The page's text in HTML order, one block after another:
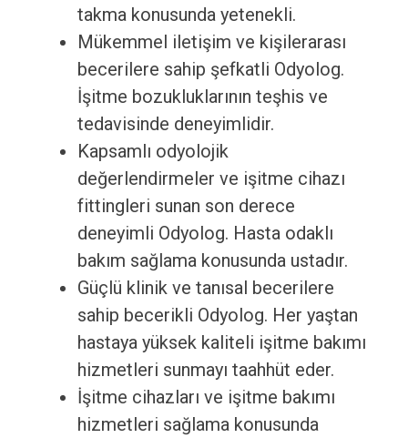
takma konusunda yetenekli.
Mükemmel iletişim ve kişilerarası
becerilere sahip şefkatli Odyolog.
İşitme bozukluklarının teşhis ve
tedavisinde deneyimlidir.
Kapsamlı odyolojik
değerlendirmeler ve işitme cihazı
fittingleri sunan son derece
deneyimli Odyolog. Hasta odaklı
bakım sağlama konusunda ustadır.
Güçlü klinik ve tanısal becerilere
sahip becerikli Odyolog. Her yaştan
hastaya yüksek kaliteli işitme bakımı
hizmetleri sunmayı taahhüt eder.
İşitme cihazları ve işitme bakımı
hizmetleri sağlama konusunda